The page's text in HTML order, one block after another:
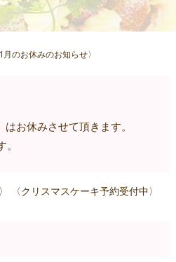
月のお休みのお知らせ〉
お休みさせて頂きます。
〈クリスマスケーキ予約受付中〉